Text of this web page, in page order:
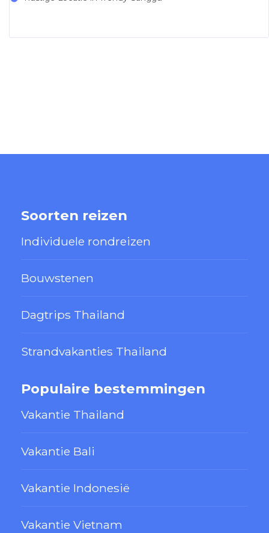
Soorten reizen
Individuele rondreizen
Bouwstenen
Dagtrips Thailand
Strandvakanties Thailand
Populaire bestemmingen
Vakantie Thailand
Vakantie Bali
Vakantie Indonesië
Vakantie Vietnam